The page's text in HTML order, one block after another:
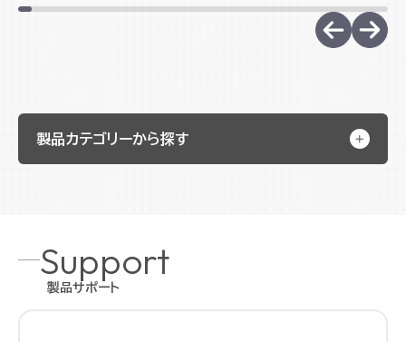
製品カテゴリーから探す
Support
製品サポート